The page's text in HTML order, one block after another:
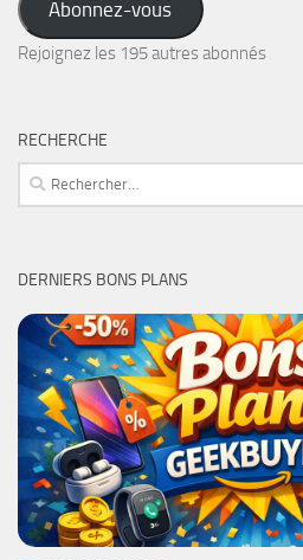
e-
mail
Abonnez-vous
Rejoignez les 195 autres abonnés
RECHERCHE
Rechercher :
DERNIERS BONS PLANS